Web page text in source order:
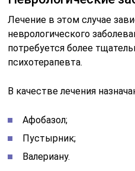
Лечение в этом случае
неврологического
потребуется более
психотерапевта.
В качестве лечения
Афобазол;
Пустырник;
Валериану.